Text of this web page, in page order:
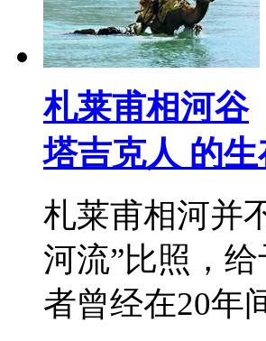
札莱甫相河谷
塔吉克人 的
札莱甫相河并
河流”比照，
者曾经在20